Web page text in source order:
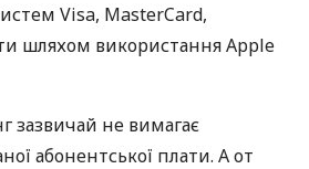
Visa, MasterCard,
шляхом використання Apple
зазвичай не вимагає
абонентської плати. А от